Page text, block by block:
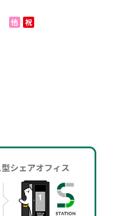
他 祝